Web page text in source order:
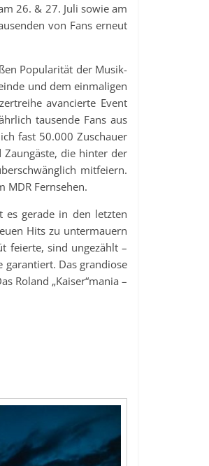
26. & 27. Juli sowie am
von Fans erneut
Popularität der Musik-
und dem einmaligen
avancierte Event
tausende Fans aus
fast 50.000 Zuschauer
die hinter der
mitfeiern.
MDR Fernsehen.
es gerade in den letzten
Hits zu untermauern
feierte, sind ungezählt –
garantiert. Das grandiose
Roland „Kaiser“mania –